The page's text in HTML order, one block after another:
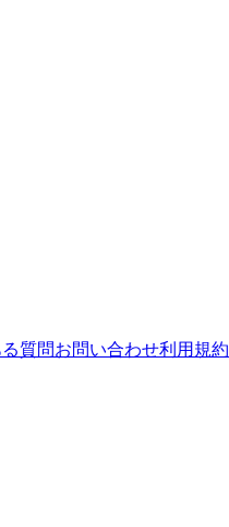
質問お問い合わせ利用規約